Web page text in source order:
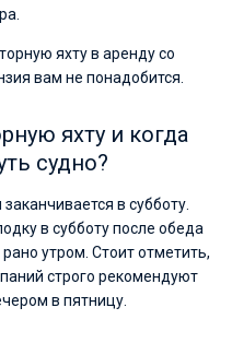
яхту в аренду со
вам не понадобится.
яхту и когда
судно?
в субботу.
в субботу после обеда
утром. Стоит отметить,
строго рекомендуют
в пятницу.